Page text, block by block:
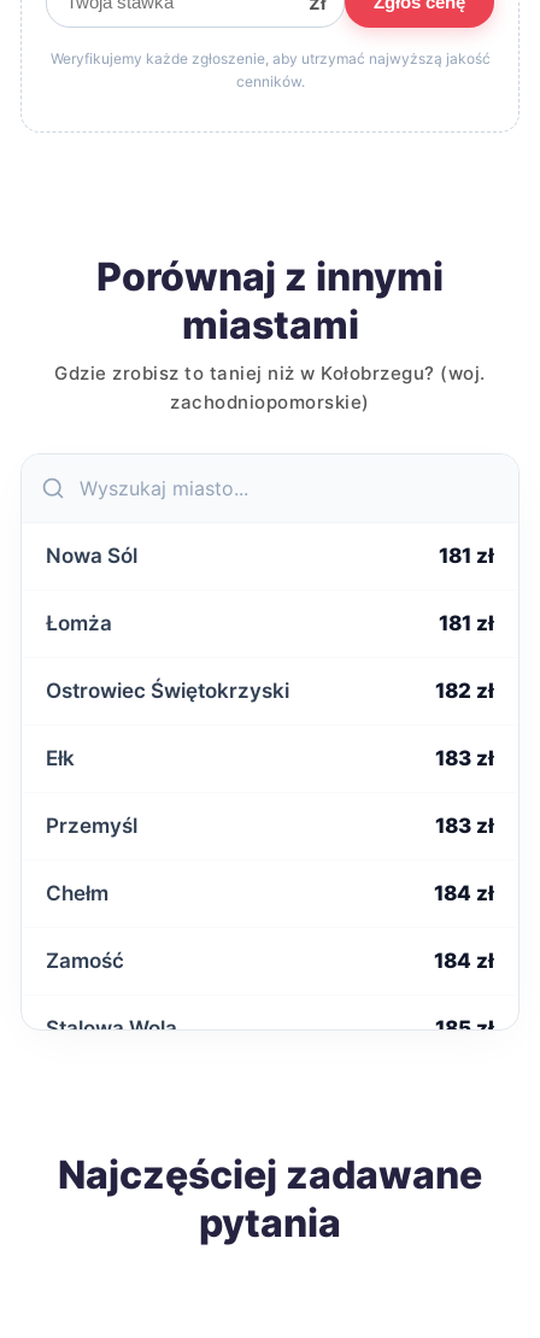
Weryfikujemy każde zgłoszenie, aby utrzymać najwyższą jakość
cenników.
Porównaj z innymi
miastami
Gdzie zrobisz to taniej niż w Kołobrzegu? (woj.
zachodniopomorskie)
Nowa Sól 181 zł
Łomża 181 zł
Ostrowiec Świętokrzyski 182 zł
Ełk 183 zł
Przemyśl 183 zł
Chełm 184 zł
Zamość 184 zł
Stalowa Wola 185 zł
Żary 185 zł
Najczęściej zadawane
pytania